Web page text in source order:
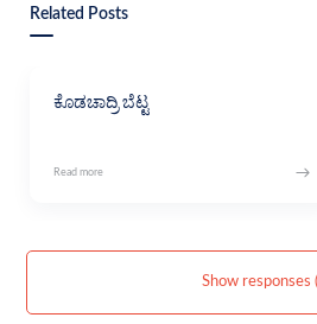
Related Posts
ಕೊಡಚಾದ್ರಿ ಬೆಟ್ಟ
Show responses